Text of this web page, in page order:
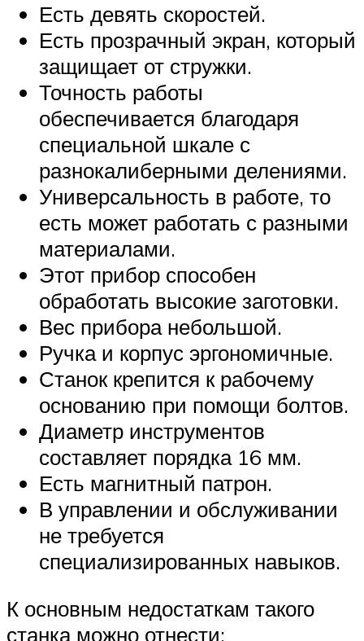
Есть девять скоростей.
Есть прозрачный экран, который
защищает от стружки.
Точность работы
обеспечивается благодаря
специальной шкале с
разнокалиберными делениями.
Универсальность в работе, то
есть может работать с разными
материалами.
Этот прибор способен
обработать высокие заготовки.
Вес прибора небольшой.
Ручка и корпус эргономичные.
Станок крепится к рабочему
основанию при помощи болтов.
Диаметр инструментов
составляет порядка 16 мм.
Есть магнитный патрон.
В управлении и обслуживании
не требуется
специализированных навыков.
К основным недостаткам такого
станка можно отнести: